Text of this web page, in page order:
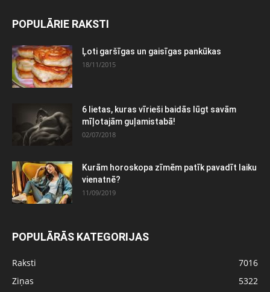
POPULĀRIE RAKSTI
Ļoti garšīgas un gaisīgas pankūkas
18/11/2015
6 lietas, kuras vīrieši baidās lūgt savām
mīļotajām guļamistabā!
02/07/2018
Kurām horoskopa zīmēm patīk pavadīt laiku
vienatnē?
11/09/2019
POPULĀRĀS KATEGORIJAS
Raksti
7016
Ziņas
5322